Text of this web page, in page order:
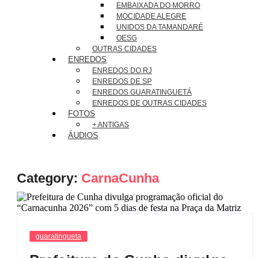
EMBAIXADA DO MORRO
MOCIDADE ALEGRE
UNIDOS DA TAMANDARÉ
OESG
OUTRAS CIDADES
ENREDOS
ENREDOS DO RJ
ENREDOS DE SP
ENREDOS GUARATINGUETÁ
ENREDOS DE OUTRAS CIDADES
FOTOS
+ ANTIGAS
ÁUDIOS
Category: CarnaCunha
guaratingueta